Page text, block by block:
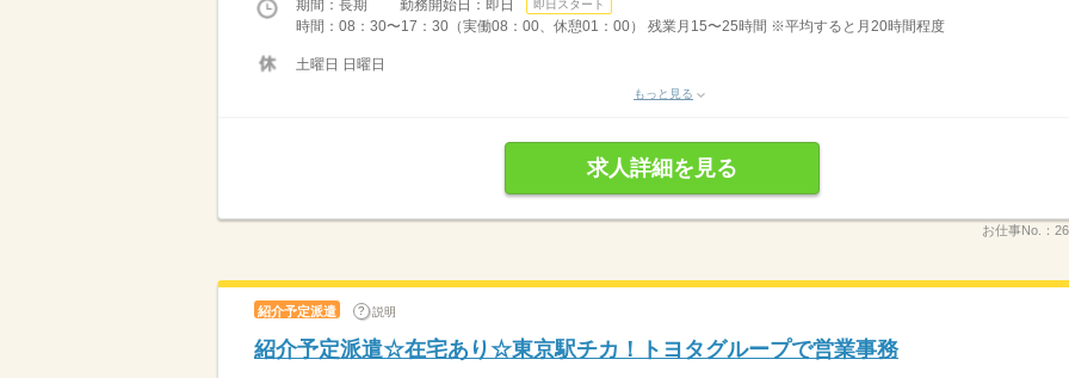
期間：長期 勤務開始日：即日 即日スタート
時間：08：30〜17：30（実働08：00、休憩01：00） 残業月15〜25時間 ※平均すると月20時間程度
土曜日 日曜日
もっと見る
求人詳細を見る
お仕事No.：
紹介予定派遣 説明
紹介予定派遣☆在宅あり☆東京駅チカ！トヨタグループで営業事務